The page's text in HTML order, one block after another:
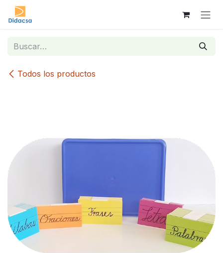
Ir al contenido
Todos los productos